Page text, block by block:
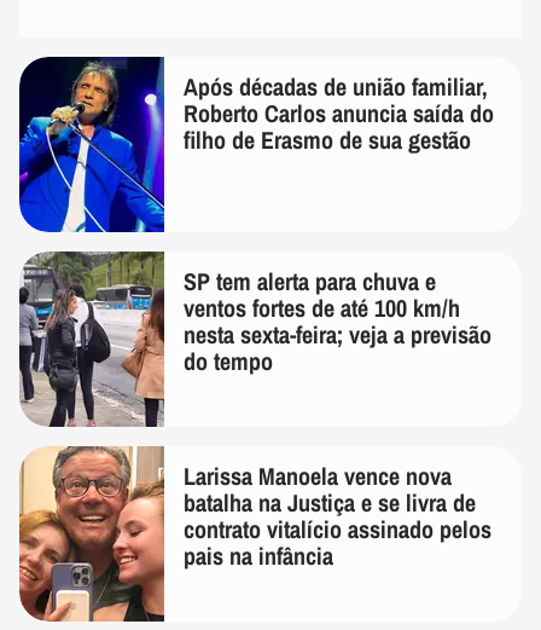
Após décadas de união familiar,
Roberto Carlos anuncia saída do
filho de Erasmo de sua gestão
SP tem alerta para chuva e
ventos fortes de até 100 km/h
nesta sexta-feira; veja a previsão
do tempo
Larissa Manoela vence nova
batalha na Justiça e se livra de
contrato vitalício assinado pelos
pais na infância